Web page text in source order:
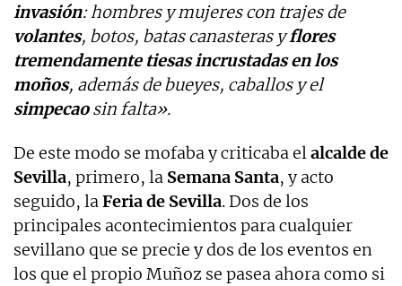
invasión: hombres y mujeres con trajes de
volantes, botos, batas canasteras yflores
tremendamente tiesas incrustadas en los
moños, además de bueyes, caballos y el
simpecaosin falta».
De este modo se mofaba y criticaba elalcalde de
Sevilla, primero, la Semana Santa, y acto
seguido, laFeria de Sevilla. Dos de los
principales acontecimientos para cualquier
sevillano que se precie y dos de los eventos en
los que el propio Muñoz se pasea ahora como si